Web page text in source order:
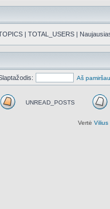
| TOTAL_USERS |
Aš
UNREAD_POSTS
Vertė Vilius